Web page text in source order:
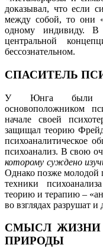
доказывал, что если
между собой, то они
одному индивиду.
центральной
бессознательном.
СПАСИТЕЛЬ
У Юнга были
основоположником
начале своей
защищал теорию
психоаналитическое
психоанализ. В свою
которому суждено
Однако позже молодой
техники
теорию и терапию –
во взглядах разрушат
СМЫСЛ ЖИЗНИ
ПРИРОДЫ